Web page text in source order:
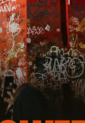
ago 326